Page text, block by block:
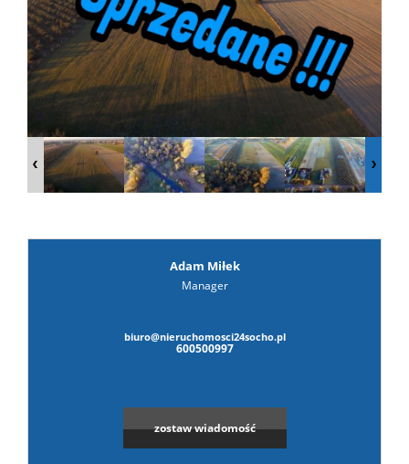
Adam Miłek
Manager
biuro@nieruchomosci24socho.pl
600500997
zostaw wiadomość